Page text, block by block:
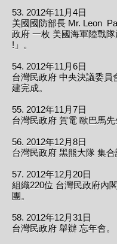
53. 2012年11月4日
美國國防部長 Mr. Leon
政府 一枚 美國海軍陸戰
!」。
54. 2012年11月6日
台灣民政府 中央決議委員
建完成。
55. 2012年11月7日
台灣民政府 賀電 歐巴馬
56. 2012年12月8日
台灣民政府 黑熊大隊 集
57. 2012年12月20日
組織220位 台灣民政府內
團。
58. 2012年12月31日
台灣民政府 舉辦 忘年會。